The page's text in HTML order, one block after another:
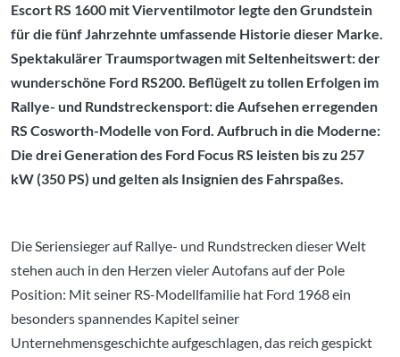
Escort RS 1600 mit Vierventilmotor legte den Grundstein
für die fünf Jahrzehnte umfassende Historie dieser Marke.
Spektakulärer Traumsportwagen mit Seltenheitswert: der
wunderschöne Ford RS200. Beflügelt zu tollen Erfolgen im
Rallye- und Rundstreckensport: die Aufsehen erregenden
RS Cosworth-Modelle von Ford. Aufbruch in die Moderne:
Die drei Generation des Ford Focus RS leisten bis zu 257
kW (350 PS) und gelten als Insignien des Fahrspaßes.
Die Seriensieger auf Rallye- und Rundstrecken dieser Welt
stehen auch in den Herzen vieler Autofans auf der Pole
Position: Mit seiner RS-Modellfamilie hat Ford 1968 ein
besonders spannendes Kapitel seiner
Unternehmensgeschichte aufgeschlagen, das reich gespickt